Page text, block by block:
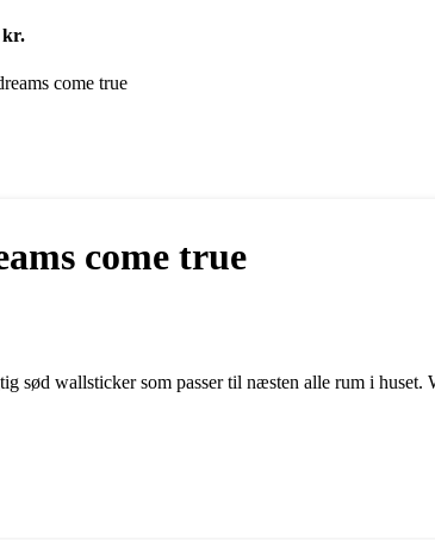
kr.
come true
come true
sød wallsticker som passer til næsten alle rum i huset.